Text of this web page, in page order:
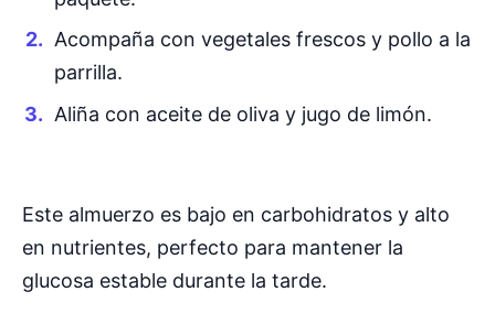
Acompaña con vegetales frescos y pollo a la
parrilla.
Aliña con aceite de oliva y jugo de limón.
Este almuerzo es bajo en carbohidratos y alto
en nutrientes, perfecto para mantener la
glucosa estable durante la tarde.